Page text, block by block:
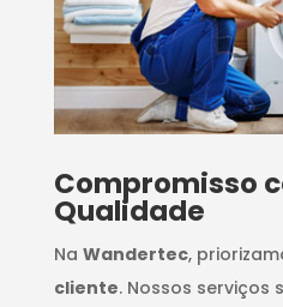
Compromisso
Qualidade
Na Wandertec,
cliente. Nossos serviços